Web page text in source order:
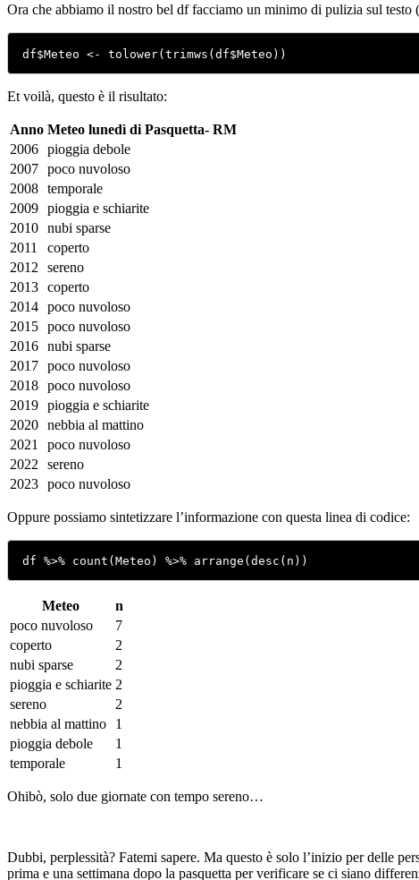
Ora che abbiamo il nostro bel df facciamo un minimo di pulizia sul
df$Meteo <- tolower(trimws(df$Meteo))
Et voilà, questo è il risultato:
Anno Meteo lunedì di Pasquetta- RM
2006 pioggia debole
2007 poco nuvoloso
2008 temporale
2009 pioggia e schiarite
2010 nubi sparse
2011
coperto
2012
sereno
2013 coperto
2014 poco nuvoloso
2015 poco nuvoloso
2016 nubi sparse
2017 poco nuvoloso
2018 poco nuvoloso
2019 pioggia e schiarite
2020 nebbia al mattino
2021
poco nuvoloso
2022
sereno
2023 poco nuvoloso
Oppure possiamo sintetizzare l’informazione con questa linea di codice:
df %>% count(Meteo) %>% arrange(desc(n))
Meteo
n
poco nuvoloso
7
coperto
2
nubi sparse
2
pioggia e schiarite 2
sereno
2
nebbia al mattino
1
pioggia debole
1
temporale
1
Ohibò, solo due giornate con tempo sereno…
Dubbi, perplessità? Fatemi sapere. Ma questo è solo l’inizio per delle
prima e una settimana dopo la pasquetta per verificare se ci siano